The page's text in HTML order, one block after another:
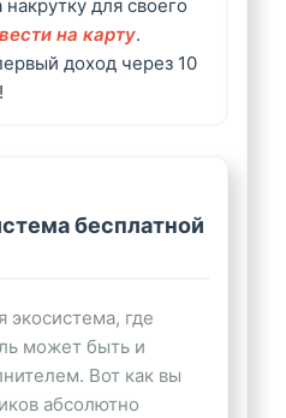
для своего
на карту.
доход через 10
бесплатной
экосистема, где
может быть и
Вот как вы
абсолютно